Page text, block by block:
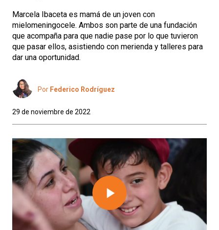
Marcela Ibaceta es mamá de un joven con
mielomeningocele. Ambos son parte de una fundación
que acompaña para que nadie pase por lo que tuvieron
que pasar ellos, asistiendo con merienda y talleres para
dar una oportunidad.
Por Federico Rodríguez
29 de noviembre de 2022
Play